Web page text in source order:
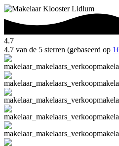
4.7
4.7 van de 5 sterren (gebaseerd op